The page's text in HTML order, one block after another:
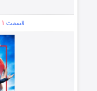
قسمت ۱ (زیرنویس)